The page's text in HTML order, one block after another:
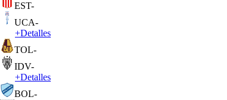
EST-
UCA-
+Detalles
TOL-
IDV-
+Detalles
BOL-